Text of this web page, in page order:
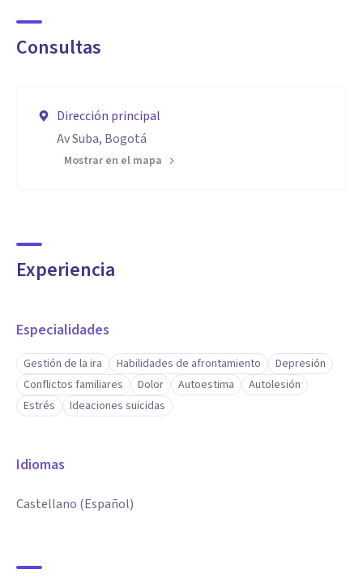
Consultas
Dirección principal
Av Suba, Bogotá
Mostrar en el mapa
Experiencia
Especialidades
Gestión de la ira Habilidades de afrontamiento
Depresión
Conflictos familiares
Dolor Autoestima
Autolesión
Estrés
Ideaciones suicidas
Idiomas
Castellano (Español)